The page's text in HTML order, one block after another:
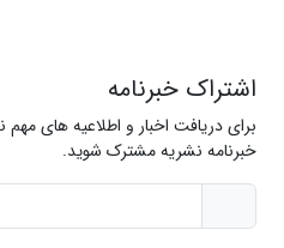
اشتراک خبرنامه
برای دریافت اخبار و اطلاعیه های مهم
خبرنامه نشریه مشترک شوید.